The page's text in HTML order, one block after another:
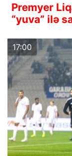
Premyer
“yuva” ilə
17:00